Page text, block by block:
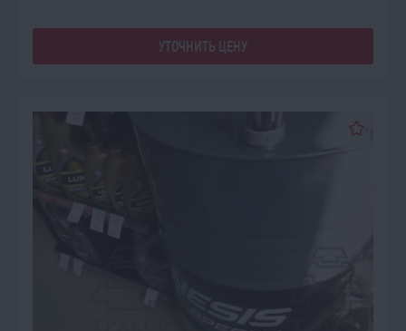
УТОЧНИТЬ ЦЕНУ